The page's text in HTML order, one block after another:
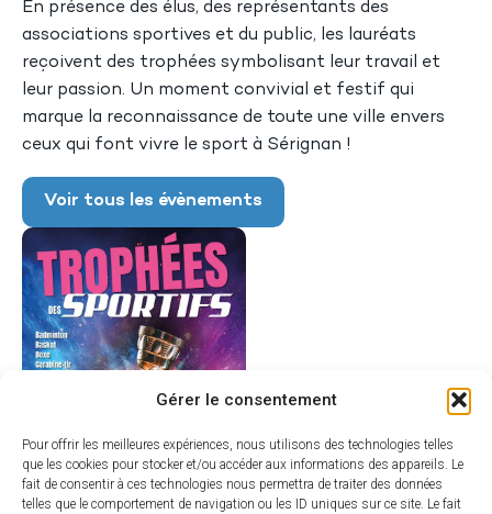
Gérer le consentement
Pour offrir les meilleures expériences, nous utilisons des technologies telles
que les cookies pour stocker et/ou accéder aux informations des appareils. Le
fait de consentir à ces technologies nous permettra de traiter des données
telles que le comportement de navigation ou les ID uniques sur ce site. Le fait
En présence des élus, des représentants des
associations sportives et du public, les lauréats
reçoivent des trophées symbolisant leur travail et
leur passion. Un moment convivial et festif qui
marque la reconnaissance de toute une ville envers
ceux qui font vivre le sport à Sérignan !
Voir tous les évènements